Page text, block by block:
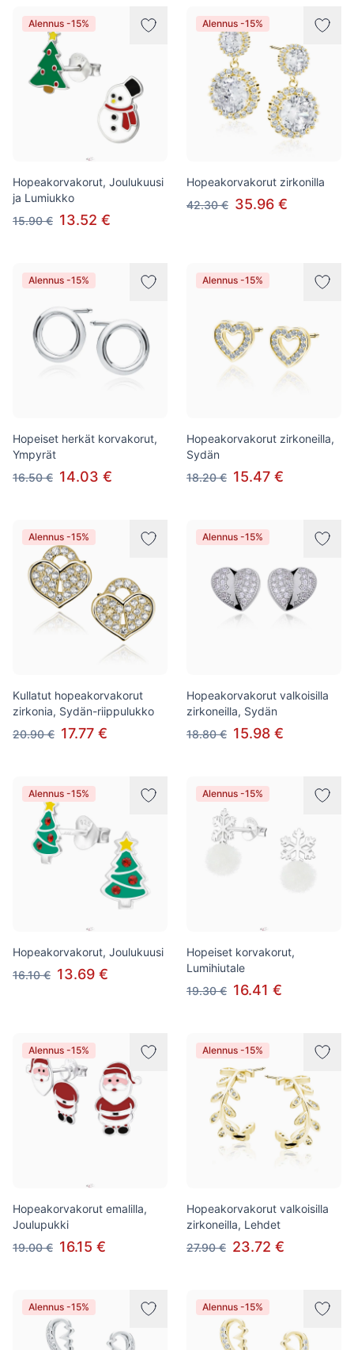
Alennus -15%
Hopeakorvakorut, Joulukuusi
ja Lumiukko
15.90 € 13.52 €
Alennus -15%
Hopeakorvakorut zirkonilla
42.30 € 35.96 €
Alennus -15%
Hopeiset herkät korvakorut,
Ympyrät
16.50 € 14.03 €
Alennus -15%
Hopeakorvakorut zirkoneilla,
Sydän
18.20 € 15.47 €
Alennus -15%
Kullatut hopeakorvakorut
zirkonia, Sydän-riippulukko
20.90 € 17.77 €
Alennus -15%
Hopeakorvakorut valkoisilla
zirkoneilla, Sydän
18.80 € 15.98 €
Alennus -15%
Hopeakorvakorut, Joulukuusi
16.10 € 13.69 €
Alennus -15%
Hopeiset korvakorut,
Lumihiutale
19.30 € 16.41 €
Alennus -15%
Hopeakorvakorut emalilla,
Joulupukki
19.00 € 16.15 €
Alennus -15%
Hopeakorvakorut valkoisilla
zirkoneilla, Lehdet
27.90 € 23.72 €
Alennus -15% Alennus -15%